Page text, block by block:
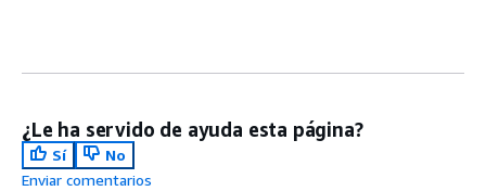
¿Le ha servido de ayuda esta página?
Sí
No
Enviar comentarios